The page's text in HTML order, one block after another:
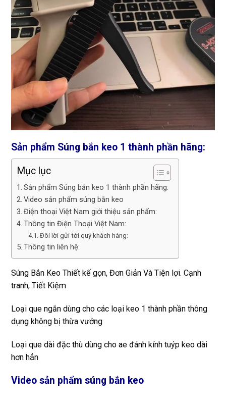
Sản phẩm Súng bắn keo 1 thành phần hãng:
Mục lục
Sản phẩm Súng bắn keo 1 thành phần hãng:
Video sản phẩm súng bắn keo
Điện thoại Việt Nam giới thiệu sản phẩm:
Thông tin Điện Thoại Việt Nam:
Đôi lời gửi tới quý khách hàng:
Thông tin liên hệ:
Súng Bắn Keo Thiết kế gọn, Đơn Giản Và Tiện lợi. Cạnh
tranh, Tiết Kiệm
Loại que ngắn dùng cho các loại keo 1 thành phần thông
dụng không bị thừa vướng
Loại que dài đặc thù dùng cho ae đánh kính tuýp keo dài
hơn hẳn
Video sản phẩm súng bắn keo